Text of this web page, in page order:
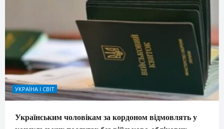
УКРАЇНА І СВІТ
Українським чоловікам за кордоном відмовлять у